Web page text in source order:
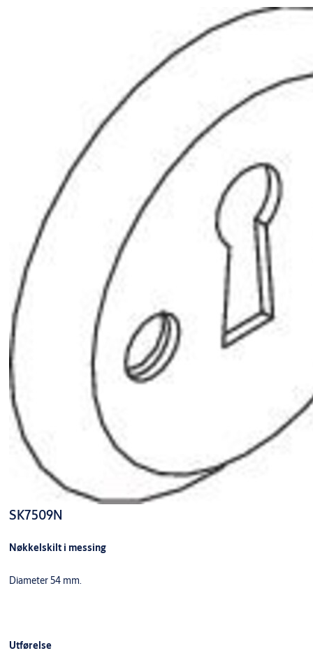
SK7509N
Nøkkelskilt i messing
Diameter 54 mm.
Utførelse